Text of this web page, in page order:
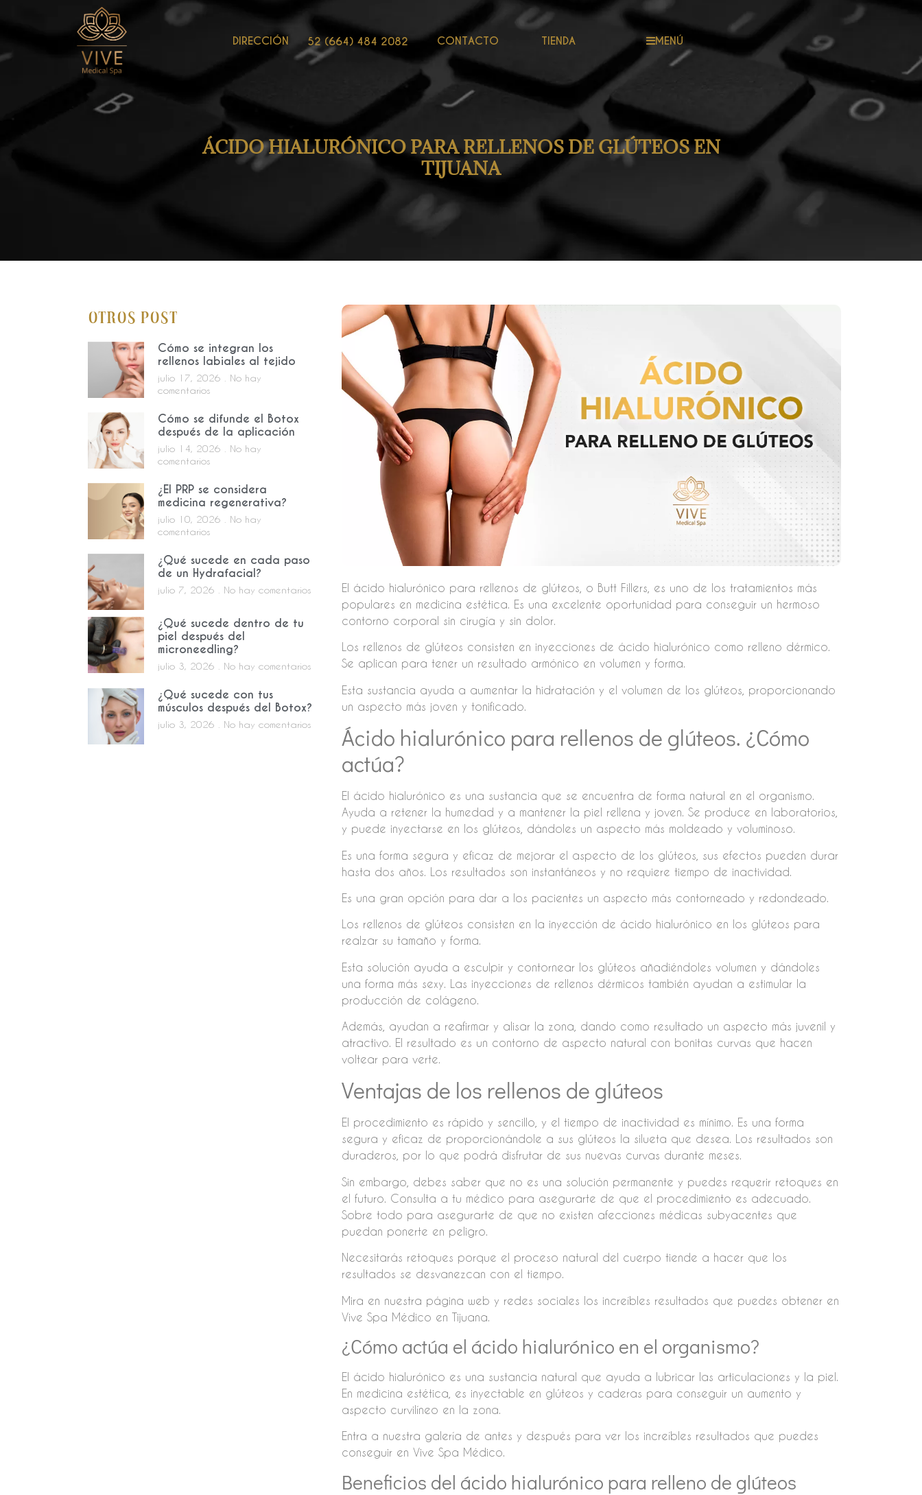
DIRECCIÓN 52 (664) 484 2082 CONTACTO TIENDA MENÚ
ÁCIDO HIALURÓNICO PARA RELLENOS DE GLÚTEOS EN
TIJUANA
Otros Post
Cómo se integran los
rellenos labiales al tejido
julio 17, 2026
No hay
comentarios
Cómo se difunde el Botox
después de la aplicación
julio 14, 2026
No hay
comentarios
¿El PRP se considera
medicina regenerativa?
julio 10, 2026
No hay
comentarios
¿Qué sucede en cada paso
de un Hydrafacial?
julio 7, 2026 No hay comentarios
¿Qué sucede dentro de tu
piel después del
microneedling?
julio 3, 2026 No hay comentarios
¿Qué sucede con tus
músculos después del Botox?
julio 3, 2026 No hay comentarios
El ácido hialurónico para rellenos de glúteos, o Butt Fillers, es uno de los tratamientos más
populares en medicina estética. Es una excelente oportunidad para conseguir un hermoso
contorno corporal sin cirugía y sin dolor.
Los rellenos de glúteos consisten en inyecciones de ácido hialurónico como relleno dérmico.
Se aplican para tener un resultado armónico en volumen y forma.
Esta sustancia ayuda a aumentar la hidratación y el volumen de los glúteos, proporcionando
un aspecto más joven y tonificado.
Ácido hialurónico para rellenos de glúteos. ¿Cómo
actúa?
El ácido hialurónico es una sustancia que se encuentra de forma natural en el organismo.
Ayuda a retener la humedad y a mantener la piel rellena y joven. Se produce en laboratorios,
y puede inyectarse en los glúteos, dándoles un aspecto más moldeado y voluminoso.
Es una forma segura y eficaz de mejorar el aspecto de los glúteos, sus efectos pueden durar
hasta dos años. Los resultados son instantáneos y no requiere tiempo de inactividad.
Es una gran opción para dar a los pacientes un aspecto más contorneado y redondeado.
Los rellenos de glúteos consisten en la inyección de ácido hialurónico en los glúteos para
realzar su tamaño y forma.
Esta solución ayuda a esculpir y contornear los glúteos añadiéndoles volumen y dándoles
una forma más sexy. Las inyecciones de rellenos dérmicos también ayudan a estimular la
producción de colágeno.
Además, ayudan a reafirmar y alisar la zona, dando como resultado un aspecto más juvenil y
atractivo. El resultado es un contorno de aspecto natural con bonitas curvas que hacen
voltear para verte.
Ventajas de los rellenos de glúteos
El procedimiento es rápido y sencillo, y el tiempo de inactividad es mínimo. Es una forma
segura y eficaz de proporcionándole a sus glúteos la silueta que desea. Los resultados son
duraderos, por lo que podrá disfrutar de sus nuevas curvas durante meses.
Sin embargo, debes saber que no es una solución permanente y puedes requerir retoques en
el futuro. Consulta a tu médico para asegurarte de que el procedimiento es adecuado.
Sobre todo para asegurarte de que no existen afecciones médicas subyacentes que
puedan ponerte en peligro.
Necesitarás retoques porque el proceso natural del cuerpo tiende a hacer que los
resultados se desvanezcan con el tiempo.
Mira en nuestra página web y redes sociales los increíbles resultados que puedes obtener en
Vive Spa Médico en Tijuana.
¿Cómo actúa el ácido hialurónico en el organismo?
El ácido hialurónico es una sustancia natural que ayuda a lubricar las articulaciones y la piel.
En medicina estética, es inyectable en glúteos y caderas para conseguir un aumento y
aspecto curvilíneo en la zona.
Entra a nuestra galería de antes y después para ver los increíbles resultados que puedes
conseguir en Vive Spa Médico.
Beneficios del ácido hialurónico para relleno de glúteos